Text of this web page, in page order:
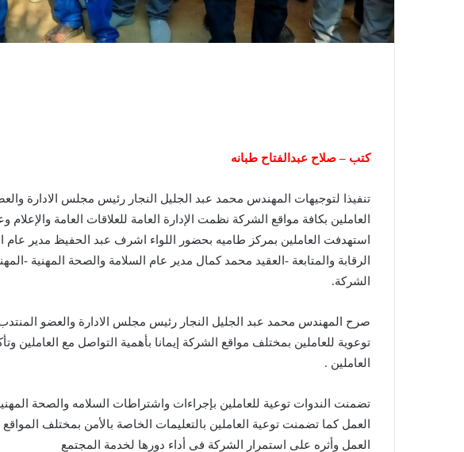
كتب – صلاح عبدالفتاح طبانه
تنفيذا لتوجيهات المهندس محمد عبد الجليل النجار رئيس مجلس الادارة
العاملين بكافة مواقع الشركة نظمت الإدارة العامة للعلاقات العامة
استهدفت العاملين بمركز طاميه بحضور اللواء اشرف عبد الحفيظ مدير عام
الرقابة والمتابعة -العقيد محمد كمال مدير عام السلامة والصحة المهنية
الشركة.
صرح المهندس محمد عبد الجليل النجار رئيس مجلس الادارة والعضو
توعوية للعاملين بمختلف مواقع الشركة إيمانا بأهمية التواصل مع العاملين
العاملين .
تضمنت الندوات توعية للعاملين بإجراءات واشتراطات السلامه والصحة
العمل كما تضمنت توعية العاملين بالتعليمات الخاصة بالأمن بمختلف
العمل وأثره على استمرار الشركة فى أداء دورها لخدمة المجتمع